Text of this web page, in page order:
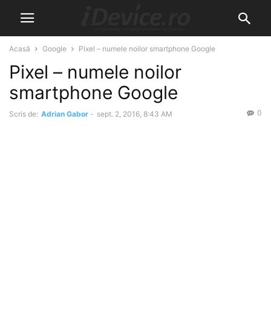
Acasă Google Pixel – numele noilor smartphone Google
Pixel – numele noilor
smartphone Google
Scris de: Adrian Gabor - sept. 2, 2016, 8:43 AM 0